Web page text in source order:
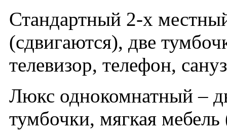
Стандартный 2-х
(сдвигаются), две
телевизор, телефон,
Люкс однокомнатный –
тумбочки, мягкая